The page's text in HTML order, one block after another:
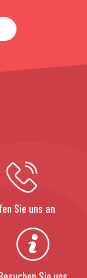
Sie uns an